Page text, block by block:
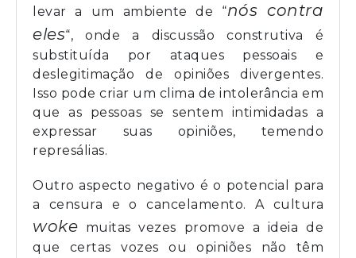
levar a um ambiente de “nós contra
eles“, onde a discussão construtiva é
substituída por ataques pessoais e
deslegitimação de opiniões divergentes.
Isso pode criar um clima de intolerância em
que as pessoas se sentem intimidadas a
expressar suas opiniões, temendo
represálias.
Outro aspecto negativo é o potencial para
a censura e o cancelamento. A cultura
woke muitas vezes promove a ideia de
que certas vozes ou opiniões não têm